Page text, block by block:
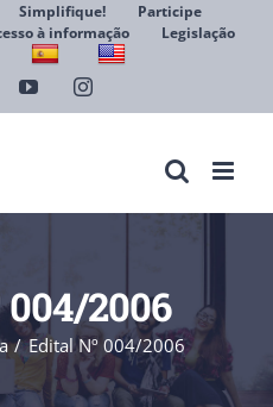
Simplifique!
Participe
à informação
Legislação
YouTubeInstagram
2006
Edital Nº 004/2006